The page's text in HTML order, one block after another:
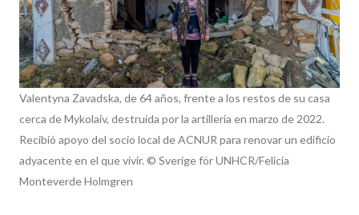
Valentyna Zavadska, de 64 años, frente a los restos de su casa
cerca de Mykolaiv, destruida por la artillería en marzo de 2022.
Recibió apoyo del socio local de ACNUR para renovar un edificio
adyacente en el que vivir. © Sverige för UNHCR/Felicia
Monteverde Holmgren